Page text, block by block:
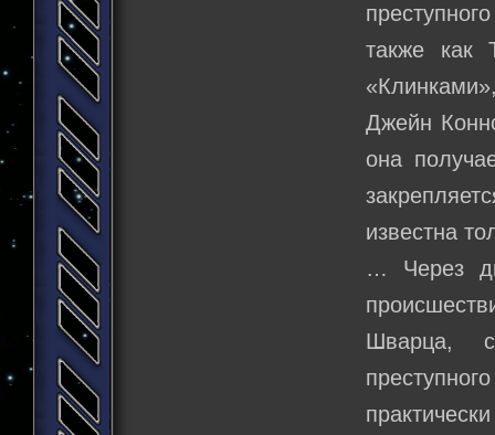
также как
Джейн
она
известна
… Через
Шварца,